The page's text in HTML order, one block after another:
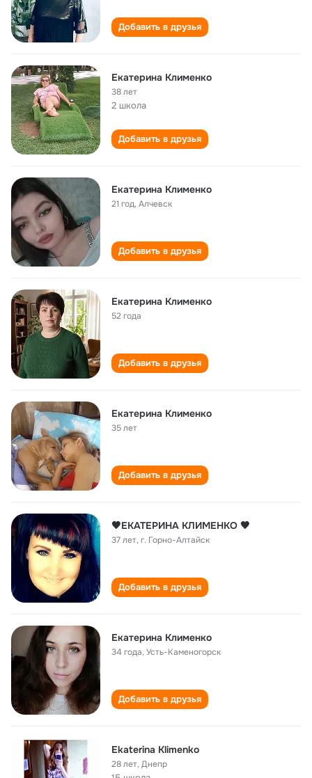
Добавить в друзья
Екатерина Клименко
38 лет
2 школа
Добавить в друзья
Екатерина Клименко
21 год,Алчевск
Добавить в друзья
Екатерина Клименко
52 года
Добавить в друзья
Екатерина Клименко
35 лет
Добавить в друзья
🖤ЕКАТЕРИНА КЛИМЕНКО 🖤
37 лет,г. Горно-Алтайск
Добавить в друзья
Екатерина Клименко
34 года,Усть-Каменогорск
Добавить в друзья
Ekaterina Klimenko
28 лет,Днепр